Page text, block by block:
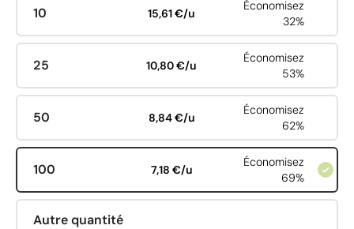
10 15,61 €/u
Économisez
32%
25 10,80 €/u
Économisez
53%
50 8,84 €/u
Économisez
62%
100 7,18 €/u
Économisez
69%
Autre quantité